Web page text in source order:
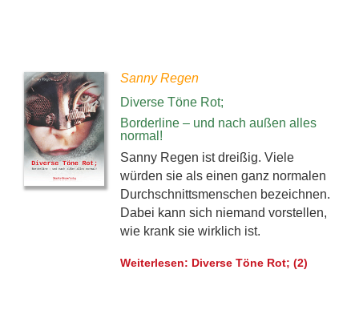
Sanny Regen
Diverse Töne Rot;
Borderline – und nach außen alles
normal!
Sanny Regen ist dreißig. Viele
würden sie als einen ganz normalen
Durchschnittsmenschen bezeichnen.
Dabei kann sich niemand vorstellen,
wie krank sie wirklich ist.
Weiterlesen: Diverse Töne Rot; (2)